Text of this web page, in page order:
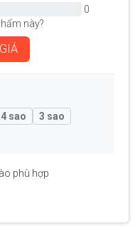
0
này?
4 sao
3 sao
phù hợp